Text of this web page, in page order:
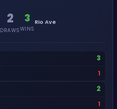
2
DRAWS
3
WINS
Rio Ave
3
1
2
1